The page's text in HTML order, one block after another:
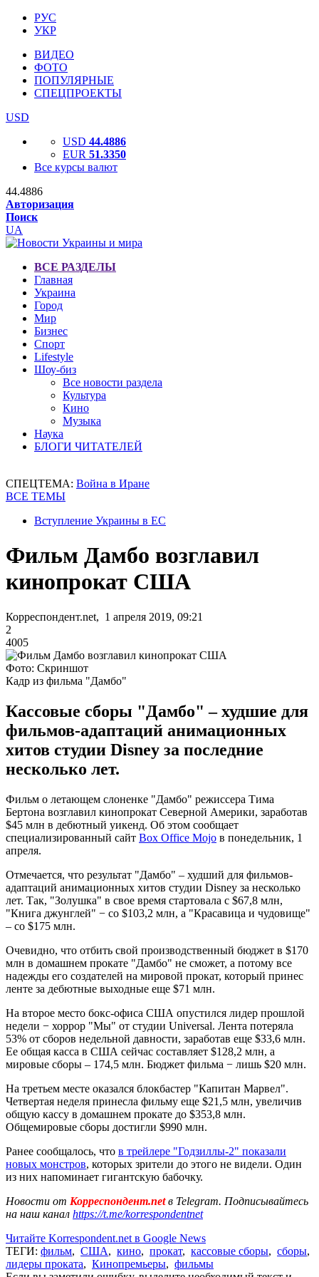
РУС
УКР
ВИДЕО
ФОТО
ПОПУЛЯРНЫЕ
СПЕЦПРОЕКТЫ
USD
USD 44.4886
EUR 51.3350
Все курсы валют
44.4886
Авторизация
Поиск
UA
ВСЕ РАЗДЕЛЫ
Главная
Украина
Город
Мир
Бизнес
Спорт
Lifestyle
Шоу-биз
Все новости раздела
Культура
Кино
Музыка
Наука
БЛОГИ ЧИТАТЕЛЕЙ
СПЕЦТЕМА: Война в Иране
ВСЕ ТЕМЫ
Вступление Украины в ЕС
Фильм Дамбо возглавил
кинопрокат США
Корреспондент.net, 1 апреля 2019, 09:21
2
4005
Фото: Скриншот
Кадр из фильма "Дамбо"
Кассовые сборы "Дамбо" – худшие для
фильмов-адаптаций анимационных
хитов студии Disney за последние
несколько лет.
Фильм о летающем слоненке "Дамбо" режиссера Тима
Бертона возглавил кинопрокат Северной Америки, заработав
$45 млн в дебютный уикенд. Об этом сообщает
специализированный сайт Box Office Mojo в понедельник, 1
апреля.
Отмечается, что результат "Дамбо" – худший для фильмов-
адаптаций анимационных хитов студии Disney за несколько
лет. Так, "Золушка" в свое время стартовала с $67,8 млн,
"Книга джунглей" − со $103,2 млн, а "Красавица и чудовище"
– со $175 млн.
Очевидно, что отбить свой производственный бюджет в $170
млн в домашнем прокате "Дамбо" не сможет, а потому все
надежды его создателей на мировой прокат, который принес
ленте за дебютные выходные еще $71 млн.
На второе место бокс-офиса США опустился лидер прошлой
недели − хоррор "Мы" от студии Universal. Лента потеряла
53% от сборов недельной давности, заработав еще $33,6 млн.
Ее общая касса в США сейчас составляет $128,2 млн, а
мировые сборы – 174,5 млн. Бюджет фильма − лишь $20 млн.
На третьем месте оказался блокбастер "Капитан Марвел".
Четвертая неделя принесла фильму еще $21,5 млн, увеличив
общую кассу в домашнем прокате до $353,8 млн.
Общемировые сборы достигли $990 млн.
Ранее сообщалось, что в трейлере "Годзиллы-2" показали
новых монстров, которых зрители до этого не видели. Один
из них напоминает гигантскую бабочку.
Новости от Корреспондент.netв Telegram. Подписывайтесь
на наш канал https://t.me/korrespondentnet
Читайте Korrespondent.net в Google News
ТЕГИ: фильм, США, кино, прокат, кассовые сборы, сборы,
лидеры проката, Кинопремьеры, фильмы